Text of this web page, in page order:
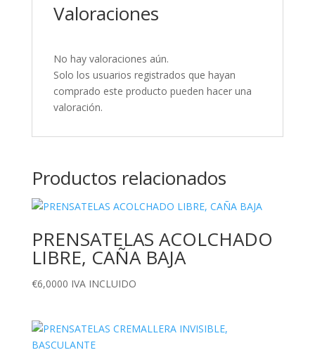
Valoraciones
No hay valoraciones aún.
Solo los usuarios registrados que hayan
comprado este producto pueden hacer una
valoración.
Productos relacionados
PRENSATELAS ACOLCHADO
LIBRE, CAÑA BAJA
€6,0000 IVA INCLUIDO